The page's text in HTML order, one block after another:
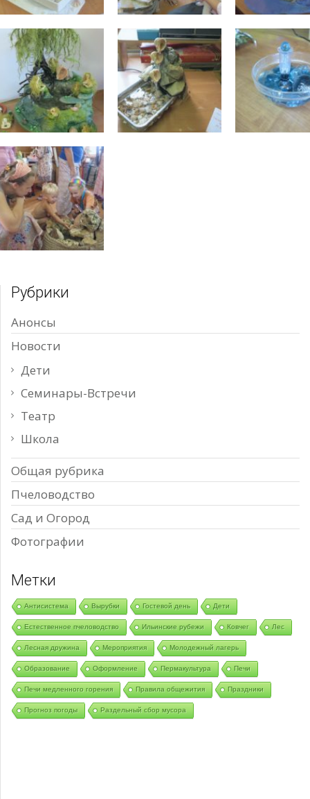
Рубрики
Анонсы
Новости
Дети
Семинары-Встречи
Театр
Школа
Общая рубрика
Пчеловодство
Сад и Огород
Фотографии
Метки
Антисистема Вырубки Гостевой день Дети
Естественное пчеловодство Ильинские рубежи Ковчег Лес
Лесная дружина Мероприятия Молодежный лагерь
Образование Оформление Пермакультура Печи
Печи медленного горения Правила общежития Праздники
Прогноз погоды Раздельный сбор мусора